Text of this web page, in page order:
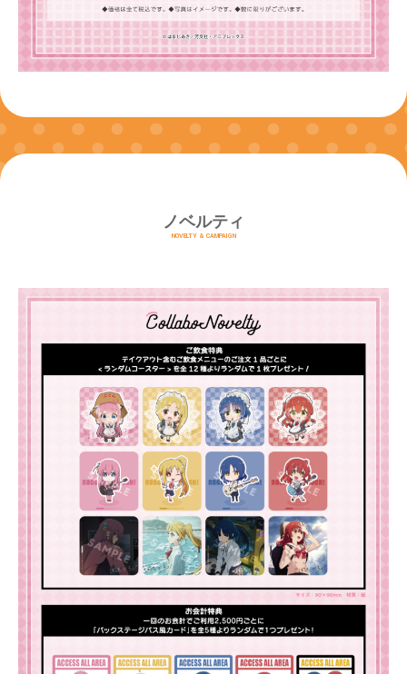
ノベルティ
NOVELTY & CAMPAIGN